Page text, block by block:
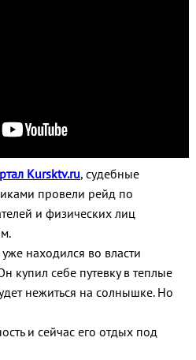
Kursktv.ru, cудебные
провели рейд по
и физических лиц
находился во власти
купил себе путевку в теплые
нежиться на солнышке. Но
и сейчас его отдых под